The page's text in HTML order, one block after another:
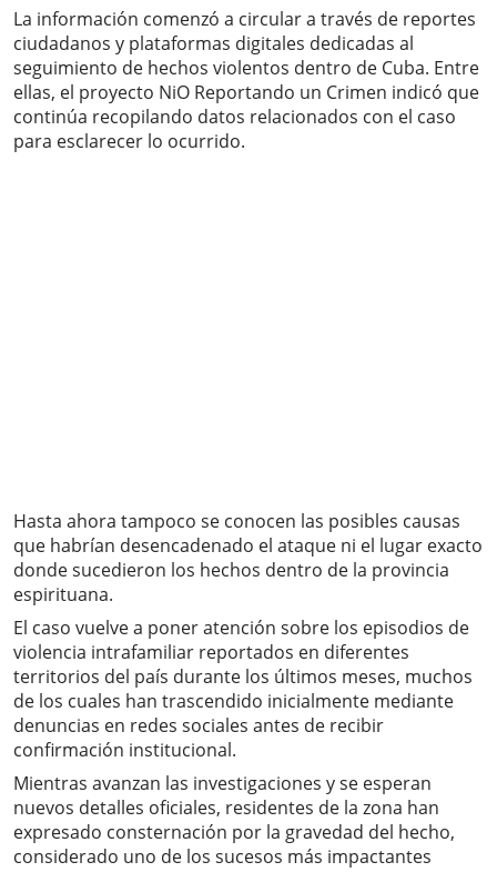
La información comenzó a circular a través de reportes
ciudadanos y plataformas digitales dedicadas al
seguimiento de hechos violentos dentro de Cuba. Entre
ellas, el proyecto NiO Reportando un Crimen indicó que
continúa recopilando datos relacionados con el caso
para esclarecer lo ocurrido.
Hasta ahora tampoco se conocen las posibles causas
que habrían desencadenado el ataque ni el lugar exacto
donde sucedieron los hechos dentro de la provincia
espirituana.
El caso vuelve a poner atención sobre los episodios de
violencia intrafamiliar reportados en diferentes
territorios del país durante los últimos meses, muchos
de los cuales han trascendido inicialmente mediante
denuncias en redes sociales antes de recibir
confirmación institucional.
Mientras avanzan las investigaciones y se esperan
nuevos detalles oficiales, residentes de la zona han
expresado consternación por la gravedad del hecho,
considerado uno de los sucesos más impactantes